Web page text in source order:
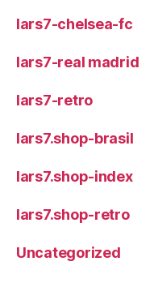
lars7-chelsea-fc
lars7-real madrid
lars7-retro
lars7.shop-brasil
lars7.shop-index
lars7.shop-retro
Uncategorized